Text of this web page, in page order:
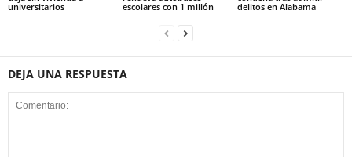
universitarios
escolares con 1 millón
delitos en Alabama
DEJA UNA RESPUESTA